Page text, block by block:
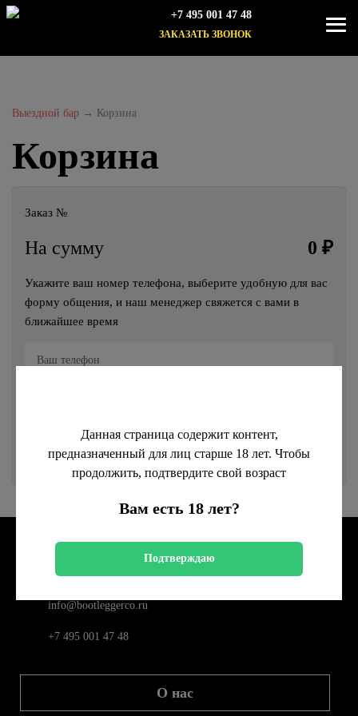
Данная страница содержит контент,
предназначенный для лиц старше 18 лет. Чтобы
продолжить, подтвердите свой возраст
Вам есть 18 лет?
Подтверждаю
+7 495 001 47 48
ЗАКАЗАТЬ ЗВОНОК
Выездной бар → Корзина
Корзина
Заказ №
На сумму 0 ₽
Укажите ваш номер телефона, выберите удобную для вас
форму общения, и наш менеджер свяжется с вами в
ближайшее время
г. Москва, проезд 3-й Волоколамский, дом 8 корп. 2
info@bootleggerco.ru
+7 495 001 47 48
О нас